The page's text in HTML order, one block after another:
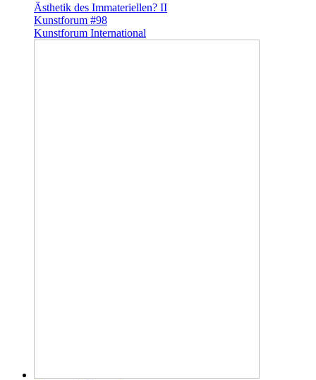
Ästhetik des Immateriellen? II
Kunstforum #98
Kunstforum International